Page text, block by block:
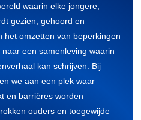
waarin elke jongere,
gezien, gehoord en
het omzetten van beperkingen
een samenleving waarin
kan schrijven. Bij
we aan een plek waar
en barrières worden
ouders en toegewijde